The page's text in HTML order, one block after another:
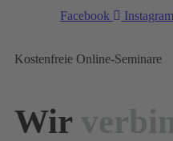
Facebook Instagram
Kostenfreie Online-Seminare
Wir